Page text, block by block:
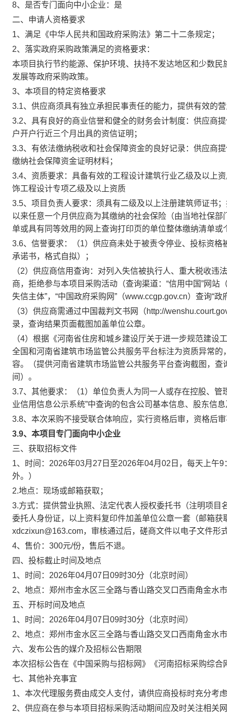
8、是否专门面向中小企业：是
二、申请人资格要求
1、满足《中华人民共和国政府采购法》第二十二条规定；
2、落实政府采购政策满足的资格要求：
本项目执行节约能源、保护环境、扶持不发达地区和少数
发展等政府采购政策。
3、本项目的特定资格要求
3.1、供应商须具有独立承担民事责任的能力，提供有效的
3.2、具有良好的商业信誉和健全的财务会计制度：供应商
户开户行近三个月出具的资信证明；
3.3、有依法缴纳税收和社会保障资金的良好记录：供应商
缴纳社会保障资金证明材料；
3.4、资质要求：具备有效的工程设计建筑行业乙级及以上
饰工程设计专项乙级及以上资质
3.5、项目负责人要求：须具有二级及以上注册建筑师证书
以来任意一个月供应商为其缴纳的社会保险（由当地社保
单或具有同等效用的网上查询打印页的单位整体缴纳清单或
3.6、信誉要求：（1）供应商未处于被责令停业、投标资
承诺书，格式自拟）；
（2）供应商信用查询：对列入失信被执行人、重大税收
商，拒绝参与本项目采购活动（查询渠道：“信用中国”网
失信主体”，“中国政府采购网”（www.ccgp.gov.cn）查询“
（3）供应商需通过中国裁判文书网（http://
录，查询结果页面截图加盖单位公章。
（4）根据《河南省住房和城乡建设厅关于进一步规范建
全国和河南省建筑市场监管公共服务平台标注为资质异常
容。（提供河南省建筑市场监管公共服务平台查询截图，
间）。
3.7、其他要求：（1）单位负责人为同一人或存在控股、
业信用信息公示系统”中查询的包含公司基本信息、股东信
3.8、本次采购不接受联合体响应，实行资格后审，资格后
3.9、本项目专门面向中小企业
三、获取招标文件
1、时间：2026年03月27日至2026年04月02日，每天上午
外。）
2.地点：现场或邮箱获取；
3.方式：提供营业执照、法定代表人授权委托书（注明项
委托人身份证，以上资料复印件加盖单位公章一套（邮箱
xdczixun@163.com，审核通过后，磋商文件以电子文件形
4、售价：300元/份，售后不退。
四、投标截止时间及地点
1、时间：2026年04月07日09时30分（北京时间）
2、地点：郑州市金水区三全路与香山路交叉口西南角金水
五、开标时间及地点
1、时间：2026年04月07日09时30分（北京时间）
2、地点：郑州市金水区三全路与香山路交叉口西南角金水
六、发布公告的媒介及招标公告期限
本次招标公告在《中国采购与招标网》《河南招标采购综
七、其他补充事宜
1、本次代理服务费由成交人支付，请供应商投标时充分考
2、供应商在参与本项目招标采购活动期间应及时关注相关